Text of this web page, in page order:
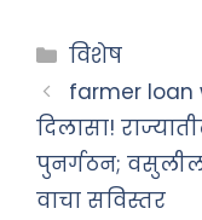
Categories
विशेष
farmer loan
दिलासा!
पुनर्गठन;
वाचा सविस्तर